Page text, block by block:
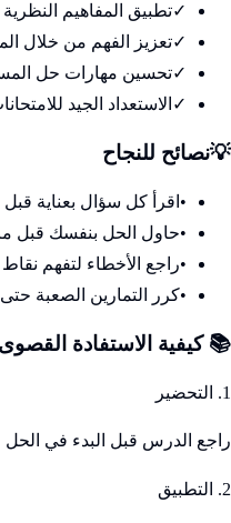
✓تطبيق المفاهيم
✓تعزيز الفهم من خلال
✓تحسين مهارات حل
✓ الاستعداد الجيد
💡نصائح للنجاح
• اقرأ كل سؤال بعناية
•حاول الحل بنفسك قبل
•راجع الأخطاء لتفهم
•كرر التمارين الصعبة حتى
📚 كيفية الاستفادة القصوى
1. التحضير
راجع الدرس قبل البدء في الحل
2. التطبيق